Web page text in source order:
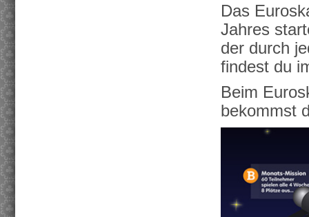
Das
Jahres
der durch
findest du
Beim
bekommst